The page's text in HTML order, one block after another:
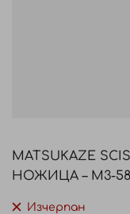
началото
на
галерия
MATSUKAZE
НОЖИЦА – M3-
Изчерпан